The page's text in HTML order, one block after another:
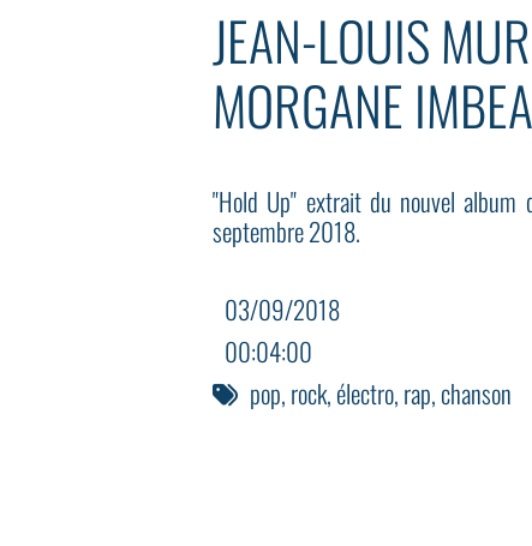
JEAN-LOUIS
MORGANE
"Hold Up" extrait du nouvel album
septembre 2018.
03/09/2018
00:04:00
pop,rock,électro,rap,chanson